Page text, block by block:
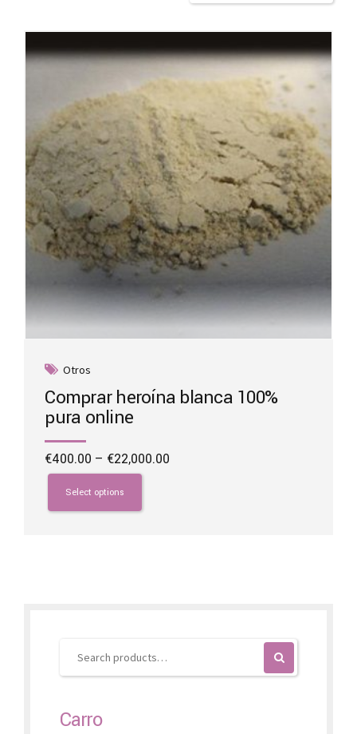
Otros
Comprar heroína blanca 100%
pura online
€400.00 – €22,000.00
Select options
This
product
has
product
Carro